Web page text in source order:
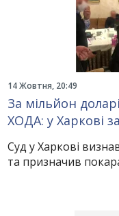
14 Жовтня, 20:49
За мільйон
ХОДА: у Харкові
Суд у Харкові
та призначив